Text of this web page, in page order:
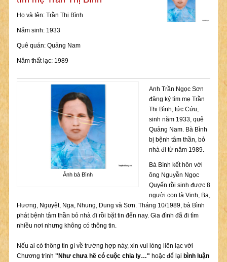
Họ và tên: Trần Thị Bình
Năm sinh: 1933
Quê quán: Quảng Nam
Năm thất lạc: 1989
Ảnh bà Bình
Anh Trần Ngọc Sơn
đăng ký tìm mẹ Trần
Thị Bình, tức Cứu,
sinh năm 1933, quê
Quảng Nam. Bà Bình
bị bệnh tâm thần, bỏ
nhà đi từ năm 1989.
Bà Bình kết hôn với
ông Nguyễn Ngọc
Quyến rồi sinh được 8
người con là Vinh, Ba,
Hương, Nguyệt, Nga, Nhung, Dung và Sơn. Tháng 10/1989, bà Bình
phát bệnh tâm thần bỏ nhà đi rồi bặt tin đến nay. Gia đình đã đi tìm
nhiều nơi nhưng không có thông tin.
Nếu ai có thông tin gì về trường hợp này, xin vui lòng liên lạc với
Chương trình "Như chưa hề có cuộc chia ly…" hoặc để lại bình luận